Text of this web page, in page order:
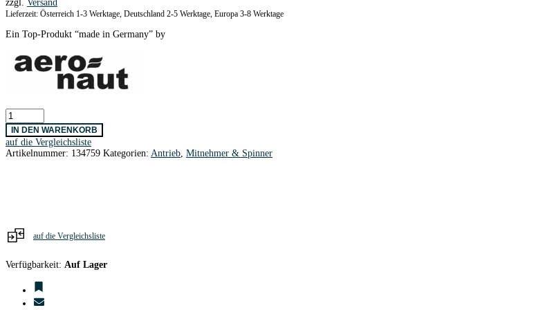
zzgl. Versand
Lieferzeit: Österreich 1-3 Werktage, Deutschland 2-5 Werktage, Europa 3-8 Werktage
Ein Top-Produkt “made in Germany” by
Spannkonus
4,0
Cool
Nose
AERONAUT
IN DEN WARENKORB
auf die Vergleichsliste
Artikelnummer: 134759 Kategorien: Antrieb Mitnehmer & Spinner
auf die Vergleichsliste
Verfügbarkeit: Auf Lager